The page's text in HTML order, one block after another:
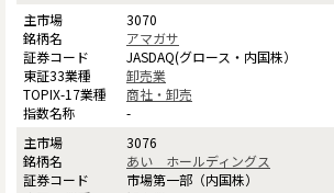
3070
アマガサ
JASDAQ(グロース・内国株）
卸売業
商社・卸売
-
3076
あい ホールディングス
市場第一部（内国株）